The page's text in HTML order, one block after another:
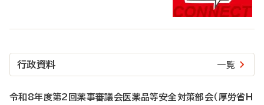
行政資料 一覧
令和8年度第2回薬事審議会医薬品等安全対策部会（厚労省H